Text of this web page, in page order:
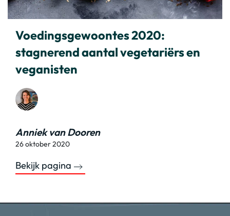
Voedingsgewoontes 2020:
stagnerend aantal vegetariërs en
veganisten
Anniek van Dooren
26 oktober 2020
Bekijk pagina